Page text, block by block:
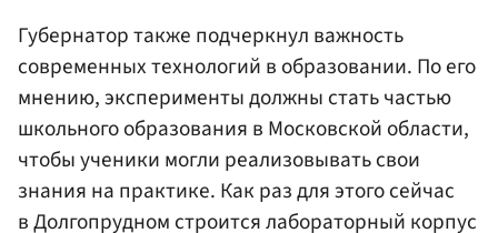
Губернатор также подчеркнул важность
современных технологий в образовании. По его
мнению, эксперименты должны стать частью
школьного образования в Московской области,
чтобы ученики могли реализовывать свои
знания на практике. Как раз для этого сейчас
в Долгопрудном строится лабораторный корпус